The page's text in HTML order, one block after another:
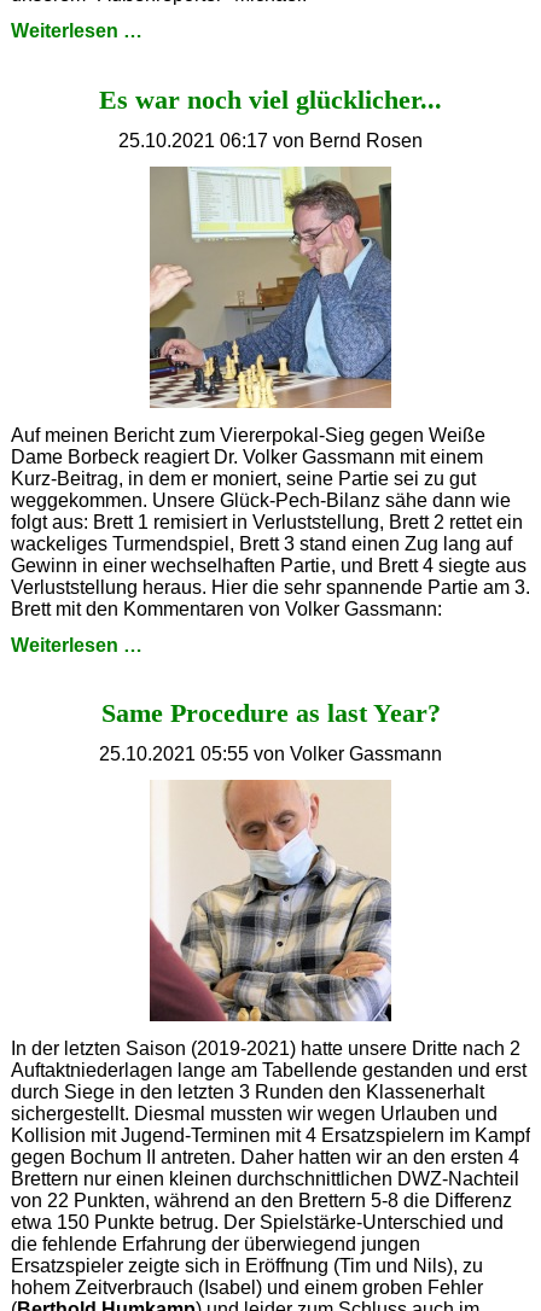
Weiterlesen …
Es war noch viel glücklicher...
25.10.2021 06:17 von Bernd Rosen
Auf meinen Bericht zum Viererpokal-Sieg gegen Weiße
Dame Borbeck reagiert Dr. Volker Gassmann mit einem
Kurz-Beitrag, in dem er moniert, seine Partie sei zu gut
weggekommen. Unsere Glück-Pech-Bilanz sähe dann wie
folgt aus: Brett 1 remisiert in Verluststellung, Brett 2 rettet ein
wackeliges Turmendspiel, Brett 3 stand einen Zug lang auf
Gewinn in einer wechselhaften Partie, und Brett 4 siegte aus
Verluststellung heraus. Hier die sehr spannende Partie am 3.
Brett mit den Kommentaren von Volker Gassmann:
Weiterlesen …
viel
Same Procedure as last Year?
25.10.2021 05:55 von Volker Gassmann
In der letzten Saison (2019-2021) hatte unsere Dritte nach 2
Auftaktniederlagen lange am Tabellende gestanden und erst
durch Siege in den letzten 3 Runden den Klassenerhalt
sichergestellt. Diesmal mussten wir wegen Urlauben und
Kollision mit Jugend-Terminen mit 4 Ersatzspielern im Kampf
gegen Bochum II antreten. Daher hatten wir an den ersten 4
Brettern nur einen kleinen durchschnittlichen DWZ-Nachteil
von 22 Punkten, während an den Brettern 5-8 die Differenz
etwa 150 Punkte betrug. Der Spielstärke-Unterschied und
die fehlende Erfahrung der überwiegend jungen
Ersatzspieler zeigte sich in Eröffnung (Tim und Nils), zu
hohem Zeitverbrauch (Isabel) und einem groben Fehler